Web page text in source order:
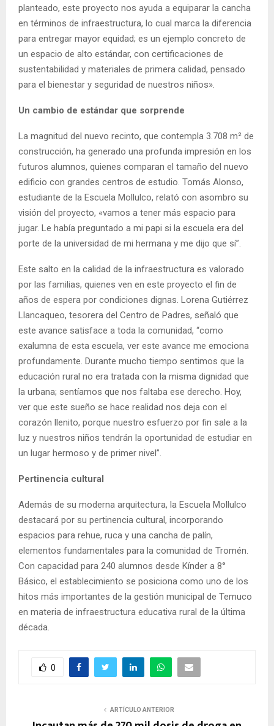
planteado, este proyecto nos ayuda a equiparar la cancha
en términos de infraestructura, lo cual marca la diferencia
para entregar mayor equidad; es un ejemplo concreto de
un espacio de alto estándar, con certificaciones de
sustentabilidad y materiales de primera calidad, pensado
para el bienestar y seguridad de nuestros niños».
Un cambio de estándar que sorprende
La magnitud del nuevo recinto, que contempla 3.708 m² de
construcción, ha generado una profunda impresión en los
futuros alumnos, quienes comparan el tamaño del nuevo
edificio con grandes centros de estudio. Tomás Alonso,
estudiante de la Escuela Mollulco, relató con asombro su
visión del proyecto, «vamos a tener más espacio para
jugar. Le había preguntado a mi papi si la escuela era del
porte de la universidad de mi hermana y me dijo que sí”.
Este salto en la calidad de la infraestructura es valorado
por las familias, quienes ven en este proyecto el fin de
años de espera por condiciones dignas. Lorena Gutiérrez
Llancaqueo, tesorera del Centro de Padres, señaló que
este avance satisface a toda la comunidad, “como
exalumna de esta escuela, ver este avance me emociona
profundamente. Durante mucho tiempo sentimos que la
educación rural no era tratada con la misma dignidad que
la urbana; sentíamos que nos faltaba ese derecho. Hoy,
ver que este sueño se hace realidad nos deja con el
corazón llenito, porque nuestro esfuerzo por fin sale a la
luz y nuestros niños tendrán la oportunidad de estudiar en
un lugar hermoso y de primer nivel”.
Pertinencia cultural
Además de su moderna arquitectura, la Escuela Mollulco
destacará por su pertinencia cultural, incorporando
espacios para rehue, ruca y una cancha de palín,
elementos fundamentales para la comunidad de Tromén.
Con capacidad para 240 alumnos desde Kínder a 8°
Básico, el establecimiento se posiciona como uno de los
hitos más importantes de la gestión municipal de Temuco
en materia de infraestructura educativa rural de la última
década.
0
ARTÍCULO ANTERIOR